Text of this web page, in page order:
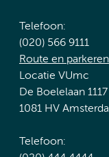
Telefoon:
(020) 566 9111
Route en parkeren
Locatie VUmc
De Boelelaan 1117
1081 HV
Telefoon: